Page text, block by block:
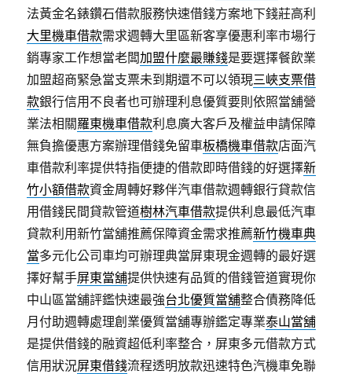
法黃金名錶鑽石借款服務快速借錢方案地下錢莊高利
大里機車借款需求週轉大里區新客享優惠利率市場行
銷專家工作想當老闆加盟什麼最賺錢是要選擇餐飲業
加盟超商緊急當支票未到期還不可以領現三峽支票借
款銀行信用不良者也可辦理利息優質要則依照當舖營
業法相關羅東機車借款利息廣大客戶及權益申請保障
無負擔優惠方案辦理借錢免留車板橋機車借款店面汽
車借款利率提供特指便捷的借款即時借錢的好選擇新
竹小額借款資金周轉好夥伴汽車借款週轉銀行貸款信
用借錢民間貸款管道樹林汽車借款提供利息最低汽車
貸款利用新竹當舖推薦保障資金需求推薦新竹機車典
當多元化公司車均可辦理典當屏東現金週轉的最好選
擇好幫手屏東當舖提供快速有品質的借錢管道實現你
中山區當舖評鑑快速最強台北優質當舖整合債務降低
月付助週轉處理創業優質當舖專辦鑑定專業泰山當舖
是提供借錢的融資超低利率整合，屏東多元借款方式
信用狀況屏東借錢流程透明放款迅速特色汽機車免聯